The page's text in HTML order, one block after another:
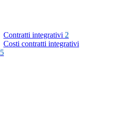
Contratti integrativi 2
Costi contratti integrativi
5